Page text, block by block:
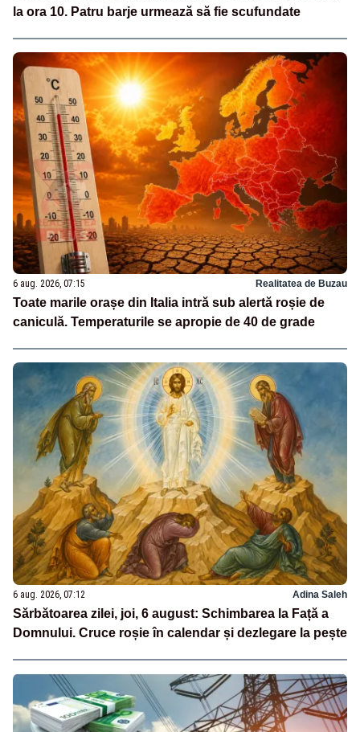
la ora 10. Patru barje urmează să fie scufundate
6 aug. 2026, 07:15 Realitatea de Buzau
Toate marile orașe din Italia intră sub alertă roșie de
caniculă. Temperaturile se apropie de 40 de grade
6 aug. 2026, 07:12 Adina Saleh
Sărbătoarea zilei, joi, 6 august: Schimbarea la Față a
Domnului. Cruce roșie în calendar și dezlegare la pește